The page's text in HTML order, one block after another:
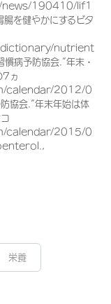
news/190410/lif1
健やかにするビタ
nutrient
病予防協会.”年末・
7ヵ
calendar/2012/0
協会.”年末年始は体
calendar/2015/0
栄養